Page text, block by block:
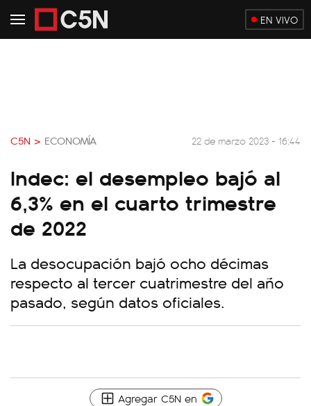
EN VIVO
C5N > ECONOMÍA 22 de marzo 2023 - 16:44
Indec: el desempleo bajó al
6,3% en el cuarto trimestre
de 2022
La desocupación bajó ocho décimas
respecto al tercer cuatrimestre del año
pasado, según datos oficiales.
Agregar C5N en